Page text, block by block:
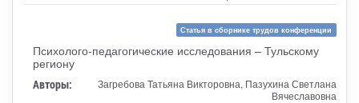
Статья в сборнике трудов конференции
Психолого-педагогические исследования – Тульскому
региону
Авторы:
Загребова Татьяна Викторовна, Пазухина Светлана
Вячеславовна